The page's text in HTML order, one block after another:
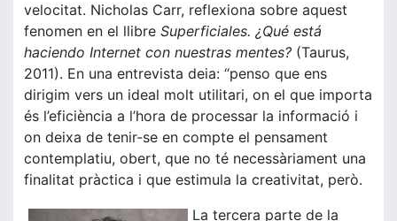
velocitat. Nicholas Carr, reflexiona sobre aquest
fenomen en el llibre Superficiales. ¿Qué está
haciendo Internet con nuestras mentes? (Taurus,
2011). En una entrevista deia: “penso que ens
dirigim vers un ideal molt utilitari, on el que importa
és l’eficiència a l’hora de processar la informació i
on deixa de tenir-se en compte el pensament
contemplatiu, obert, que no té necessàriament una
finalitat pràctica i que estimula la creativitat, però.
La tercera parte de la